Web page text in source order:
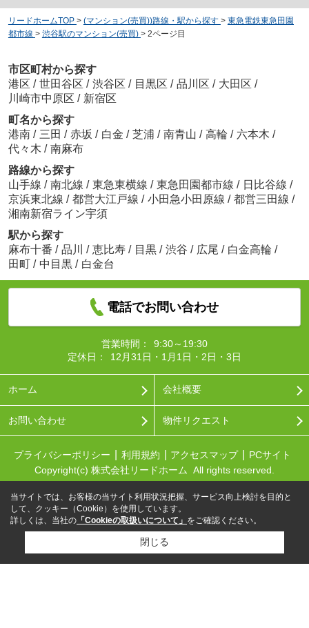
リードホームTOP > (マンション(売買))路線・駅から探す > 東急電鉄東急田園
都市線 > 渋谷駅のマンション(売買) > 2ページ目
市区町村から探す
港区 / 世田谷区 / 渋谷区 / 目黒区 / 品川区 / 大田区 /
川崎市中原区 / 新宿区
町名から探す
港南 / 三田 / 赤坂 / 白金 / 芝浦 / 南青山 / 高輪 / 六本木 /
代々木 / 南麻布
路線から探す
山手線 / 南北線 / 東急東横線 / 東急田園都市線 / 日比谷線 /
京浜東北線 / 都営大江戸線 / 小田急小田原線 / 都営三田線 /
湘南新宿ライン宇須
駅から探す
麻布十番 / 品川 / 恵比寿 / 目黒 / 渋谷 / 広尾 / 白金高輪 /
田町 / 中目黒 / 白金台
電話でお問い合わせ
営業時間：
9:30～19:30
定休日：
12月31日・1月1日・2日・3日
ホーム 会社概要
お問い合わせ 物件リクエスト
プライバシーポリシー 利用規約 アクセスマップ
PCサイト
Copyright(c) 株式会社リードホーム All rights reserved.
当サイトでは、お客様の当サイト利用状況把握、サービス向上検討を目的と
して、クッキー（Cookie）を使用しています。
詳しくは、当社の 「Cookieの取扱いについて」 をご確認ください。
閉じる